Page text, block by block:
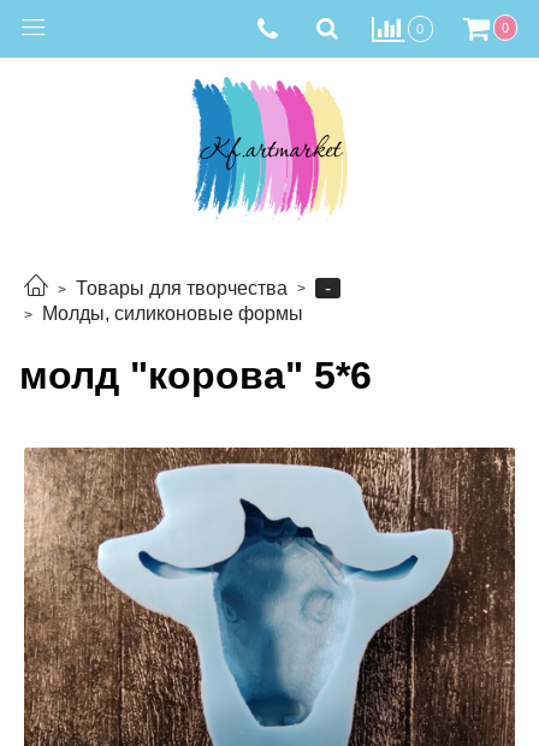
0 0
Товары для творчества
-
Молды, силиконовые формы
молд "корова" 5*6